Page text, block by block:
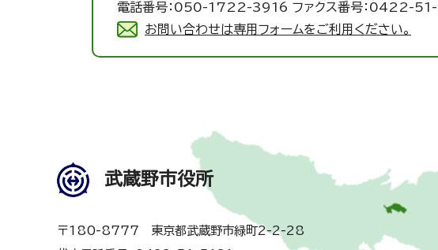
電話番号：050-1722-3916 ファクス番号：0422-
お問い合わせは専用フォームをご利用ください。
武蔵野市役所
〒180-8777 東京都武蔵野市緑町2-2-28